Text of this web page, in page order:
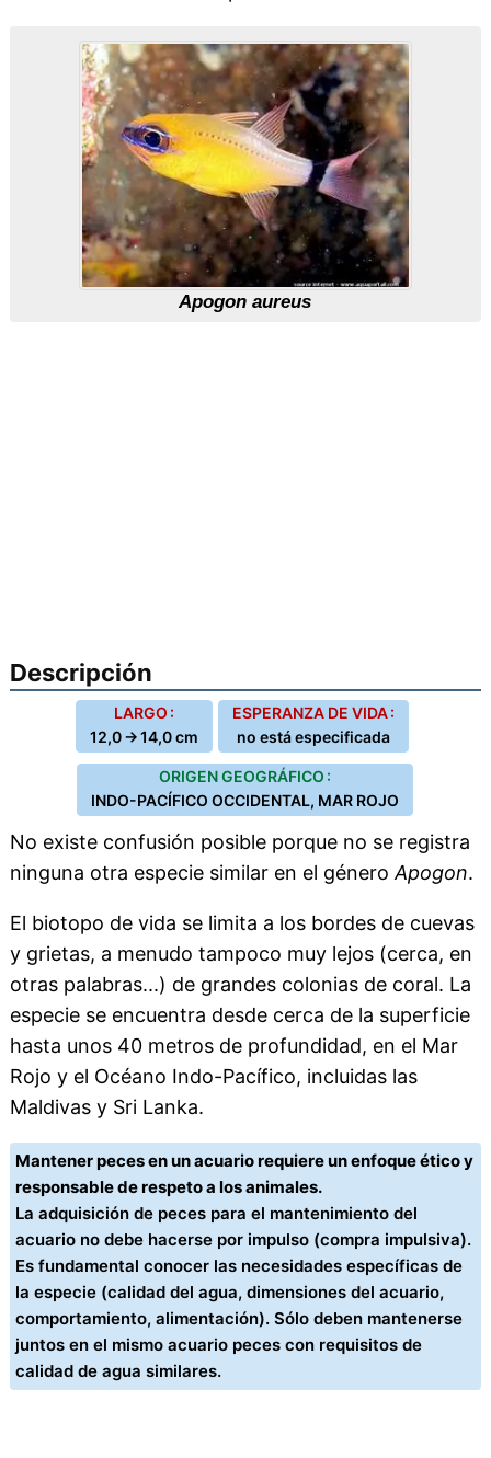
Apogon aureus
Descripción
LARGO :
12,0 → 14,0 cm
ESPERANZA DE VIDA :
no está especificada
ORIGEN GEOGRÁFICO :
INDO-PACÍFICO OCCIDENTAL, MAR ROJO
No existe confusión posible porque no se registra
ninguna otra especie similar en el género Apogon.
El biotopo de vida se limita a los bordes de cuevas
y grietas, a menudo tampoco muy lejos (cerca, en
otras palabras...) de grandes colonias de coral. La
especie se encuentra desde cerca de la superficie
hasta unos 40 metros de profundidad, en el Mar
Rojo y el Océano Indo-Pacífico, incluidas las
Maldivas y Sri Lanka.
Mantener peces en un acuario requiere un enfoque ético y
responsable de respeto a los animales.
La adquisición de peces para el mantenimiento del
acuario no debe hacerse por impulso (compra impulsiva).
Es fundamental conocer las necesidades específicas de
la especie (calidad del agua, dimensiones del acuario,
comportamiento, alimentación). Sólo deben mantenerse
juntos en el mismo acuario peces con requisitos de
calidad de agua similares.